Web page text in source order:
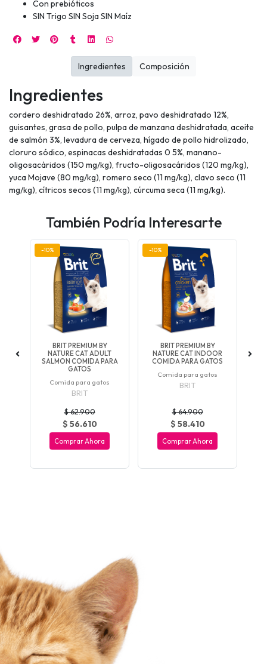
Con prebióticos
SIN Trigo SIN Soja SIN Maíz
Ingredientes
cordero deshidratado 26%, arroz, pavo deshidratado 12%,
guisantes, grasa de pollo, pulpa de manzana deshidratada, aceite
de salmón 3%, levadura de cerveza, hígado de pollo hidrolizado,
cloruro sódico, espinacas deshidratadas 0 5%, manano-
oligosacáridos (150 mg/kg), fructo-oligosacáridos (120 mg/kg),
yuca Mojave (80 mg/kg), romero seco (11 mg/kg), clavo seco (11
mg/kg), cítricos secos (11 mg/kg), cúrcuma seca (11 mg/kg).
Ingredientes Composición
También Podría Interesarte
-10%
BRIT PREMIUM BY
NATURE CAT ADULT
SALMON COMIDA PARA
GATOS
Comida para gatos
BRIT
$ 62.900
$ 56.610
Comprar Ahora
-10%
BRIT PREMIUM BY
NATURE CAT INDOOR
COMIDA PARA GATOS
Comida para gatos
BRIT
$ 64.900
$ 58.410
Comprar Ahora